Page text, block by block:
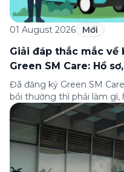
01 August 2026 Mới
Giải đáp thắc mắc về
Green SM Care: Hồ
hỗ trợ
Đã đăng ký Green SM
bồi thường thì phải làm gì,
nhận bảo hiểm tìm ở
câu hỏi thường gặp nhất
của Green […]